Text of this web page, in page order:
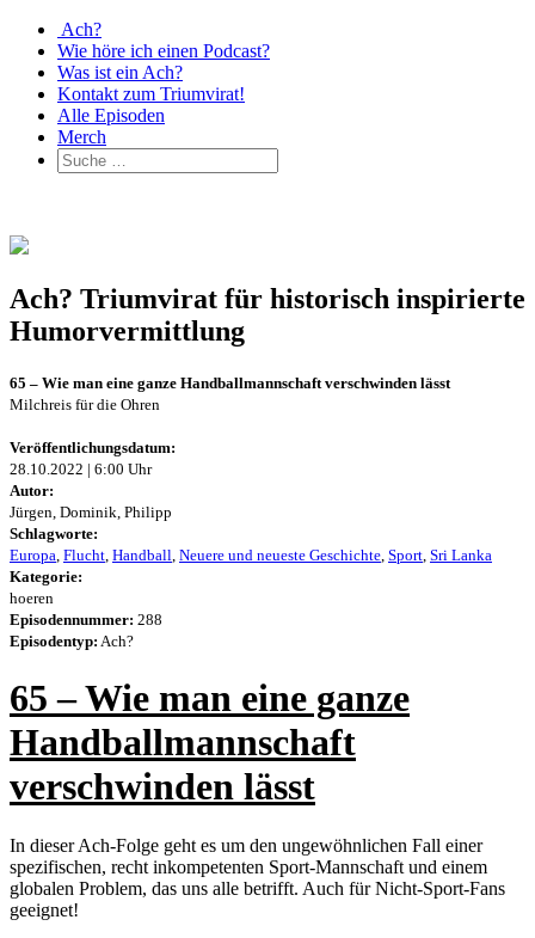
Ach?
Wie höre ich einen Podcast?
Was ist ein Ach?
Kontakt zum Triumvirat!
Alle Episoden
Merch
Ach? Triumvirat für historisch inspirierte
Humorvermittlung
65 – Wie man eine ganze Handballmannschaft verschwinden lässt
Milchreis für die Ohren
Veröffentlichungsdatum:
28.10.2022 | 6:00 Uhr
Autor:
Jürgen, Dominik, Philipp
Schlagworte:
Europa Flucht Handball Neuere und neueste Geschichte Sport Sri Lanka
Kategorie:
hoeren
Episodennummer: 288
Episodentyp: Ach?
65 – Wie man eine ganze
Handballmannschaft
verschwinden lässt
In dieser Ach-Folge geht es um den ungewöhnlichen Fall einer
spezifischen, recht inkompetenten Sport-Mannschaft und einem
globalen Problem, das uns alle betrifft. Auch für Nicht-Sport-Fans
geeignet!